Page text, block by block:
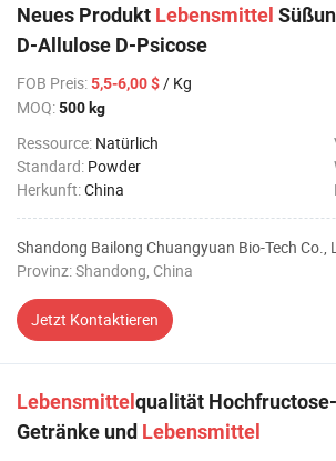
Neues Produkt Lebensmittel
D-Allulose D-Psicose
FOB Preis:5,5-6,00 $/ Kg
MOQ:500 kg
Ressource: Natürlich
Standard: Powder
Herkunft:China
Shandong Bailong Chuangyuan Bio-Tech Co.,
Provinz: Shandong, China
Jetzt Kontaktieren
Lebensmittel qualität
Getränke und Lebensmittel